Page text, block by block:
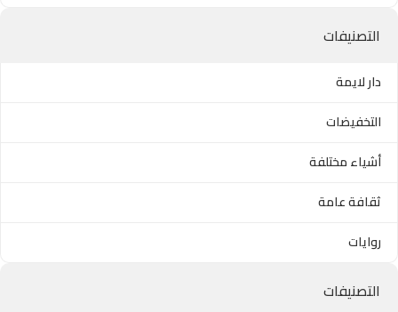
التصنيفات
دار لايمة
التخفيضات
أشياء مختلفة
ثقافة عامة
روايات
التصنيفات